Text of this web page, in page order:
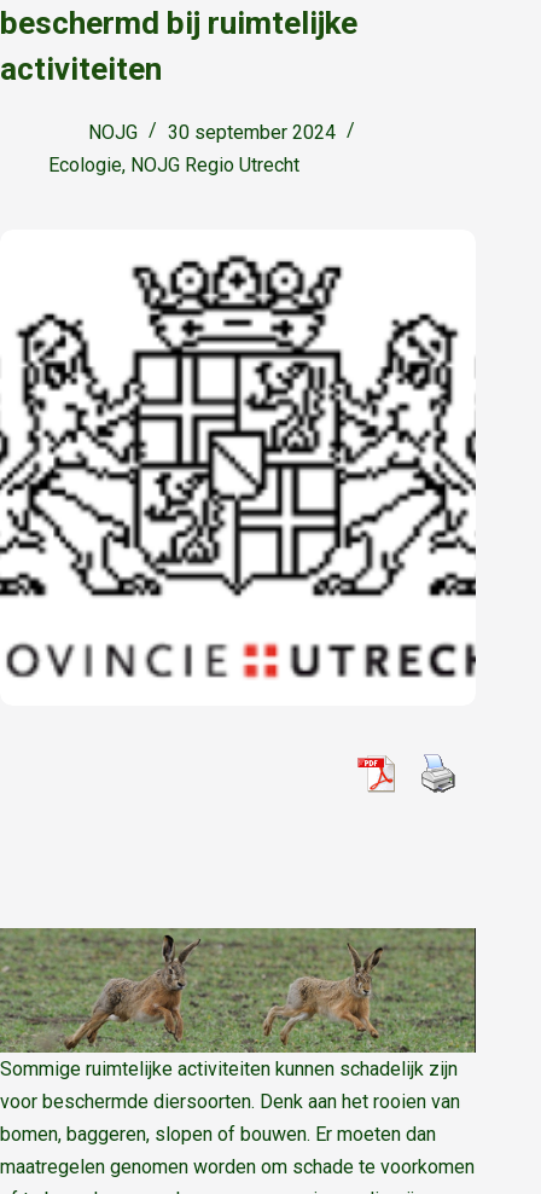
beschermd bij ruimtelijke
activiteiten
NOJG
30 september 2024
Ecologie, NOJG Regio Utrecht
Sommige ruimtelijke activiteiten kunnen schadelijk zijn
voor beschermde diersoorten. Denk aan het rooien van
bomen, baggeren, slopen of bouwen. Er moeten dan
maatregelen genomen worden om schade te voorkomen